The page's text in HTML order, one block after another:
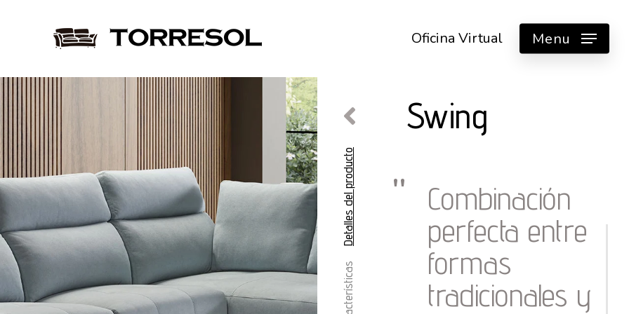
Oficina Virtual Menu
Swing
Detalles del producto
Características
Combinación
perfecta entre
formas
tradicionales y